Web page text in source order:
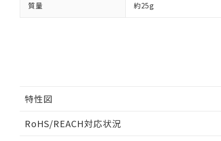
質量 約25g
特性図
RoHS/REACH対応状況